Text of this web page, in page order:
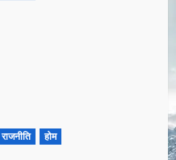
राजनीति होम